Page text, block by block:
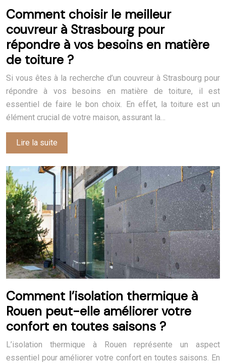
Comment choisir le meilleur
couvreur à Strasbourg pour
répondre à vos besoins en matière
de toiture ?
Si vous êtes à la recherche d’un couvreur à Strasbourg pour
répondre à vos besoins en matière de toiture, il est
essentiel de faire le bon choix. En effet, la toiture est un
élément crucial de votre maison, assurant la…
Lire la suite
Comment l’isolation thermique à
Rouen peut-elle améliorer votre
confort en toutes saisons ?
L’isolation thermique à Rouen représente un aspect
essentiel pour améliorer votre confort en toutes saisons. En